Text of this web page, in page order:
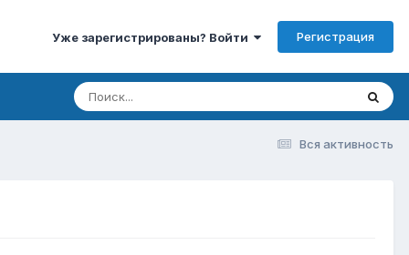
Уже зарегистрированы? Войти Регистрация
Вся активность